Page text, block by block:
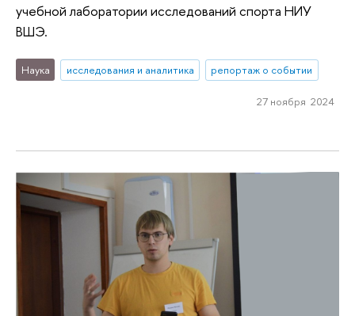
учебной лаборатории исследований спорта НИУ
ВШЭ.
Наука исследования и аналитика репортаж о событии
27 ноября 2024